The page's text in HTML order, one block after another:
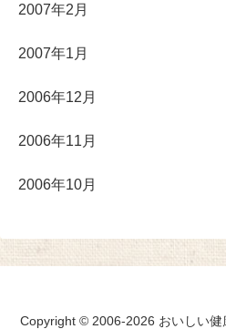
2007年2月
2007年1月
2006年12月
2006年11月
2006年10月
Copyright © 2006-2026 おいしい